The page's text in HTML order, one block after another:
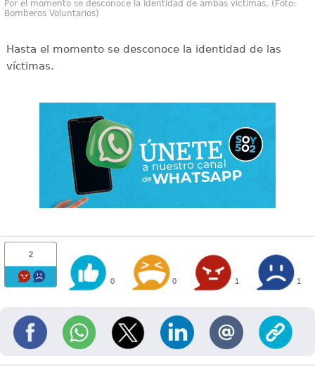
Por el momento se desconoce la identidad de ambas víctimas. (Foto:
Bomberos Voluntarios)
Hasta el momento se desconoce la identidad de las
víctimas.
2
0 0 1 1